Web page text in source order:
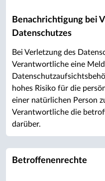
Benachrichtigung bei
Datenschutzes
Bei Verletzung des
Verantwortliche eine
hohes Risiko für die
einer natürlichen Person
Verantwortliche die
darüber.
Betroffenenrechte